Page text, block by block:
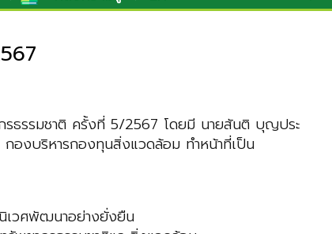
รธรรมชาติ ครั้งที่ 5/2567 โดยมี นายสันติ บุญประ
องบริหารกองทุนสิ่งแวดล้อม ทำหน้าที่เป็น
เวศพัฒนาอย่างยั่งยืน